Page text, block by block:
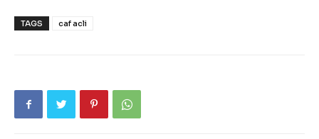
TAGS caf acli